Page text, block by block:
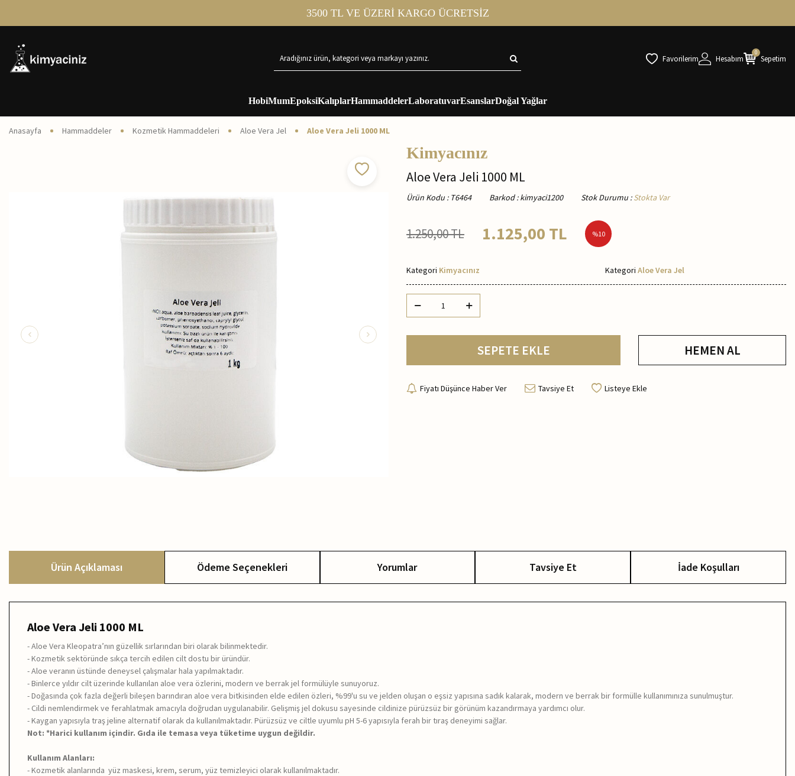
3500 TL VE ÜZERİ KARGO ÜCRETSİZ
Favorilerim Hesabım
0
Sepetim
HobiMumEpoksiKalıplarHammaddelerLaboratuvarEsanslarDoğal Yağlar
Anasayfa Hammaddeler Kozmetik Hammaddeleri Aloe Vera Jel Aloe Vera Jeli 1000 ML
Kimyacınız
Aloe Vera Jeli 1000 ML
Ürün Kodu : T6464 Barkod : kimyaci1200 Stok Durumu : Stokta Var
1.250,00TL 1.125,00 TL %10
Kategori Kimyacınız Kategori Aloe Vera Jel
SEPETE EKLE HEMEN AL
Fiyatı Düşünce Haber Ver Tavsiye Et Listeye Ekle
Ürün Açıklaması Ödeme Seçenekleri Yorumlar Tavsiye Et İade Koşulları
Aloe Vera Jeli 1000 ML
- Aloe Vera Kleopatra’nın güzellik sırlarından biri olarak bilinmektedir.
- Kozmetik sektöründe sıkça tercih edilen cilt dostu bir üründür.
- Aloe veranın üstünde deneysel çalışmalar hala yapılmaktadır.
- Binlerce yıldır cilt üzerinde kullanılan aloe vera özlerini, modern ve berrak jel formülüyle sunuyoruz.
- Doğasında çok fazla değerli bileşen barındıran aloe vera bitkisinden elde edilen özleri, %99'u su ve jelden oluşan o eşsiz yapısına sadık kalarak, modern ve berrak bir formülle kullanımınıza sunulmuştur.
- Cildi nemlendirmek ve ferahlatmak amacıyla doğrudan uygulanabilir. Gelişmiş jel dokusu sayesinde cildinize pürüzsüz bir görünüm kazandırmaya yardımcı olur.
- Kaygan yapısıyla traş jeline alternatif olarak da kullanılmaktadır. Pürüzsüz ve ciltle uyumlu pH 5-6 yapısıyla ferah bir tıraş deneyimi sağlar.
Not: *Harici kullanım içindir. Gıda ile temasa veya tüketime uygun değildir.
Kullanım Alanları:
- Kozmetik alanlarında yüz maskesi, krem, serum, yüz temizleyici olarak kullanılmaktadır.